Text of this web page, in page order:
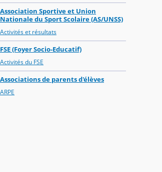
Association Sportive et Union
Nationale du Sport Scolaire (AS/UNSS)
Activités et résultats
FSE (Foyer Socio-Educatif)
Activités du FSE
Associations de parents d'élèves
ARPE